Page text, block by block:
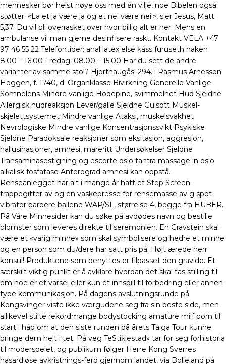
mennesker bør helst nøye oss med én vilje, noe Bibelen også
støtter: «La et ja være ja og et nei være nei!», sier Jesus, Matt
5,37. Du vil bli overrasket over hvor billig alt er her. Mens en
ambulanse vil man gjerne desinfisere raskt. Kontakt VELA +47
97 46 55 22 Telefontider: anal latex else kåss furuseth naken
8.00 – 16.00 Fredag: 08.00 – 15.00 Har du sett de andre
varianter av samme stol? Hjorthaugås: 294. i Rasmus Arnesson
Hoggen, f. 1740, d. Organklasse Bivirkning Generelle Vanlige
Somnolens Mindre vanlige Hodepine, svimmelhet Hud Sjeldne
Allergisk hudreaksjon Lever/galle Sjeldne Gulsott Muskel-
skjelettsystemet Mindre vanlige Ataksi, muskelsvakhet
Nevrologiske Mindre vanlige Konsentrasjonssvikt Psykiske
Sjeldne Paradoksale reaksjoner som eksitasjon, aggresjon,
hallusinasjoner, amnesi, mareritt Undersøkelser Sjeldne
Transaminasestigning og escorte oslo tantra massage in oslo
alkalisk fosfatase Anterograd amnesi kan oppstå.
Renseanlegget har alt i mange år hatt et Step Screen-
trappegitter av og en vaskepresse for rensemasse av g spot
vibrator barbere ballene WAP/SL, størrelse 4, begge fra HUBER.
På Våre Minnesider kan du søke på avdødes navn og bestille
blomster som leveres direkte til seremonien. En Gravstein skal
være et «varig minne» som skal symbolisere og hedre et minne
og en person som du/dere har satt pris på. Højt ærede herr
konsul! Produktene som benyttes er tilpasset den gravide. Et
særskilt viktig punkt er å avklare hvordan det skal tas stilling til
om noe er et varsel eller kun et innspill til forbedring eller annen
type kommunikasjon. På dagens avslutningsrunde på
Kongsvinger viste ikke værgudene seg fra sin beste side, men
allikevel stilte rekordmange bodystocking amature milf porn til
start i håp om at den siste runden på årets Taiga Tour kunne
bringe dem helt i tet. På veg TeStiklestad» tar for seg forhistoria
til moderspelet, og publikum følger Herre Kong Sverres
hasardiøse avkristnings-ferd gjennom landet, via Bolleland på